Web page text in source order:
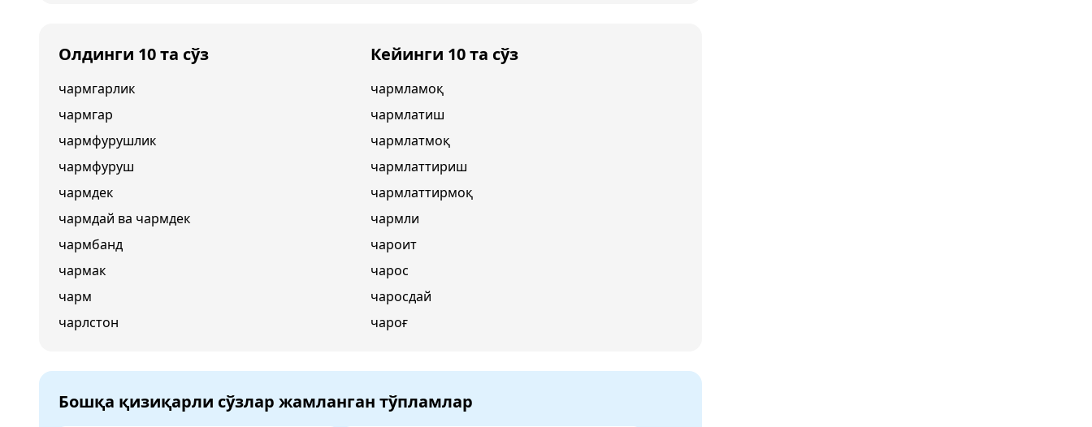
Олдинги 10 та сўз
чармгарлик
чармгар
чармфурушлик
чармфуруш
чармдек
чармдай ва чармдек
чармбанд
чармак
чарм
чарлстон
Кейинги 10 та сўз
чармламоқ
чармлатиш
чармлатмоқ
чармлаттириш
чармлаттирмоқ
чармли
чароит
чарос
чаросдай
чароғ
Бошқа қизиқарли сўзлар жамланган тўпламлар